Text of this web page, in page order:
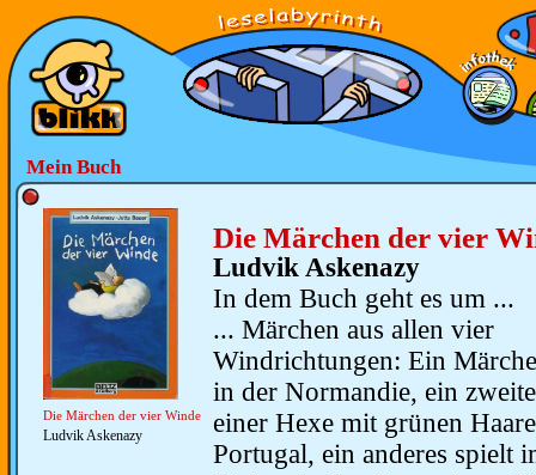
Mein Buch
Die Märchen der vier Winde
Ludvik Askenazy
Die Märchen der vier
Ludvik Askenazy
In dem Buch geht es um ...
... Märchen aus allen vier
Windrichtungen: Ein
in der Normandie, ein
einer Hexe mit grünen
Portugal, ein anderes spielt